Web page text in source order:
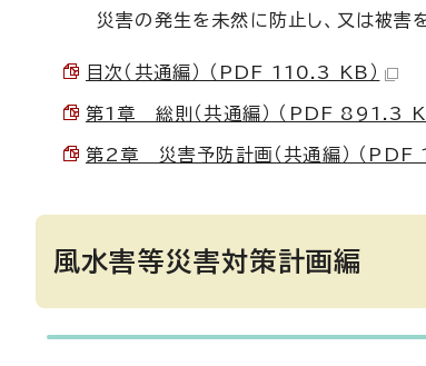
災害の発生を未然に防止し、又は被害
目次（共通編） （PDF 110.3 KB）
第1章 総則（共通編） （PDF 891.3
第2章 災害予防計画（共通編） （
風水害等災害対策計画編